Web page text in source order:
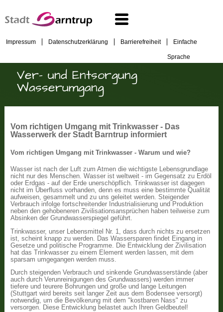
Impressum Datenschutzerklärung Barrierefreiheit Einfache
Sprache
Ver- und Entsorgung
Wasserumgang
Vom richtigen Umgang mit Trinkwasser - Das
Wasserwerk der Stadt Barntrup informiert
Vom richtigen Umgang mit Trinkwasser - Warum und wie?
Wasser ist nach der Luft zum Atmen die wichtigste Lebensgrundlage
nicht nur des Menschen. Wasser ist weltweit - im Gegensatz zu Erdöl
oder Erdgas - auf der Erde unerschöpflich. Trinkwasser ist dagegen
nicht im Überfluss vorhanden, denn es muss eine bestimmte Qualität
aufweisen, gesammelt und zu uns geleitet werden. Steigender
Verbrauch infolge fortschreitender Industrialisierung und Produktion
neben den gehobeneren Zivilisationsansprüchen haben teilweise zum
Absinken der Grundwasserspiegel geführt.
Trinkwasser, unser Lebensmittel Nr. 1, dass durch nichts zu ersetzen
ist, scheint knapp zu werden. Das Wassersparen findet Eingang in
Gesetze und politische Programme. Die Entwicklung der Zivilisation
hat das Trinkwasser zu einem Element werden lassen, mit dem
sparsam umgegangen werden muss.
Durch steigenden Verbrauch und sinkende Grundwasserstände (aber
auch durch Verunreinigungen des Grundwassers) werden immer
tiefere und teurere Bohrungen und große und lange Leitungen
(Stuttgart wird bereits seit langer Zeit aus dem Bodensee versorgt)
notwendig, um die Bevölkerung mit dem "kostbaren Nass" zu
versorgen. Diese Entwicklung belastet auch Ihren Geldbeutel!